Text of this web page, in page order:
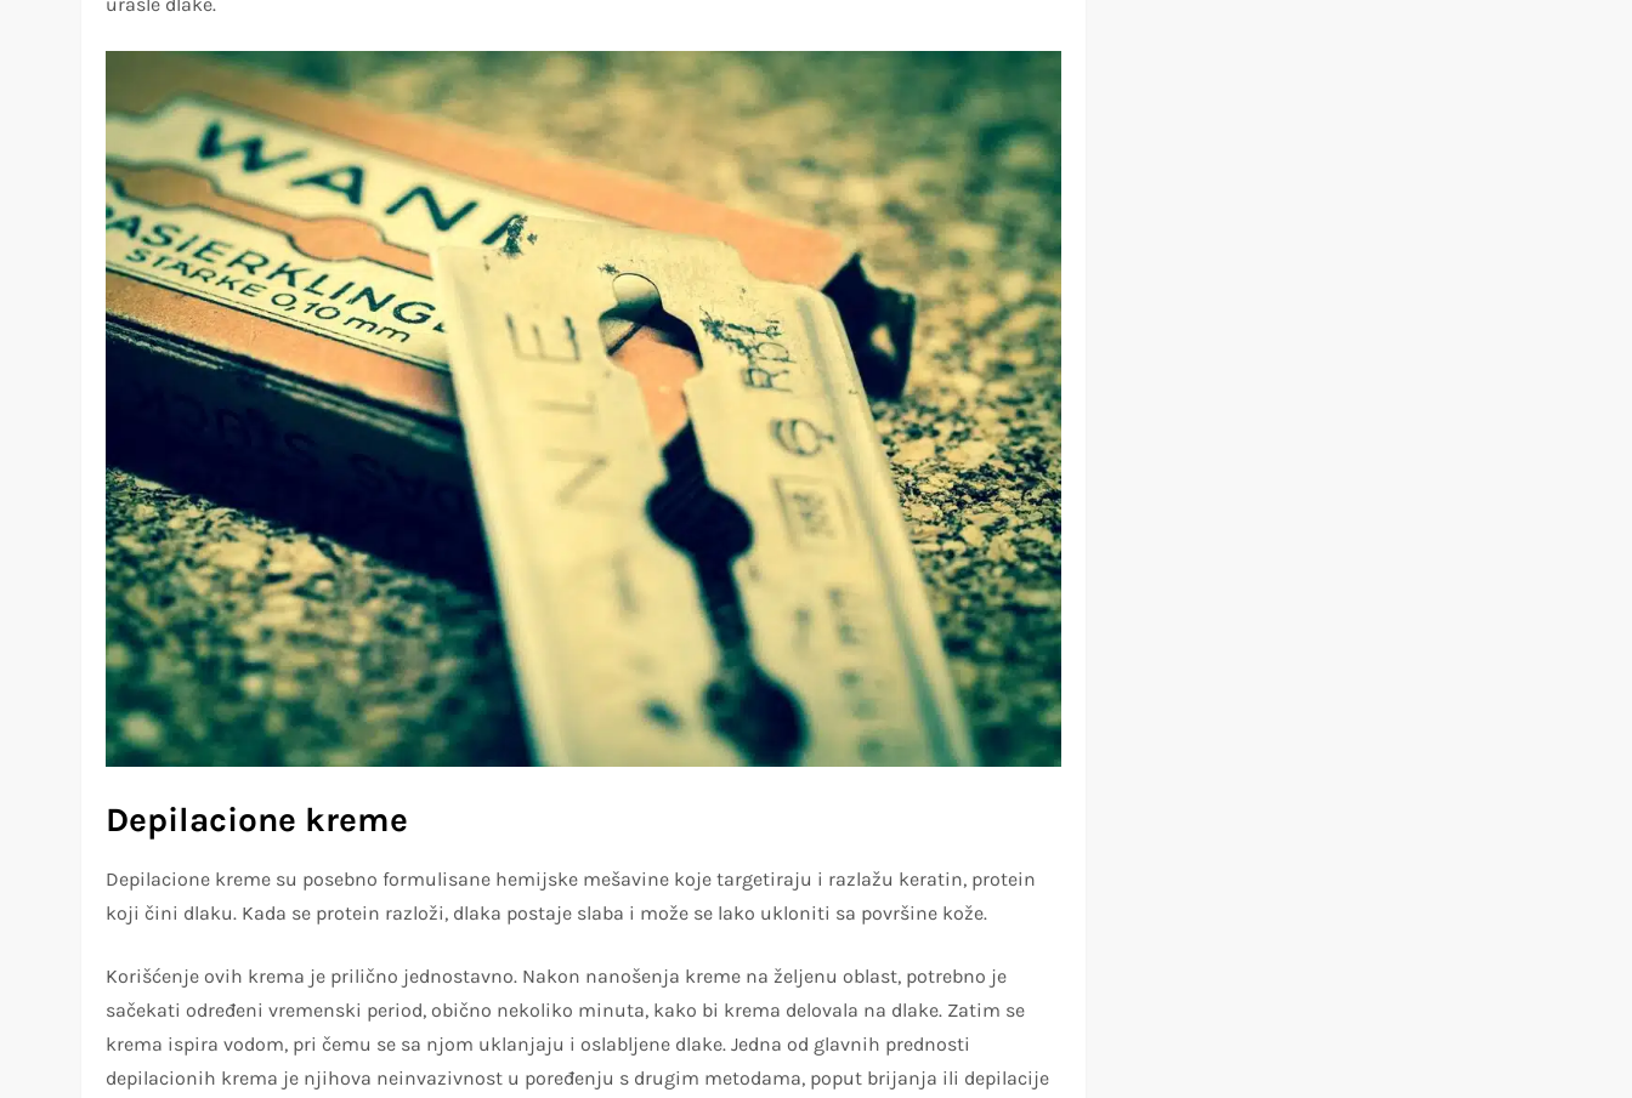
Depilacione kreme
Depilacione kreme su posebno formulisane hemijske mešavine koje targetiraju i razlažu keratin, protein
koji čini dlaku. Kada se protein razloži, dlaka postaje slaba i može se lako ukloniti sa površine kože.
Korišćenje ovih krema je prilično jednostavno. Nakon nanošenja kreme na željenu oblast, potrebno je
sačekati određeni vremenski period, obično nekoliko minuta, kako bi krema delovala na dlake. Zatim se
krema ispira vodom, pri čemu se sa njom uklanjaju i oslabljene dlake. Jedna od glavnih prednosti
depilacionih krema je njihova neinvazivnost u poređenju s drugim metodama, poput brijanja ili depilacije
Top ponude danas!